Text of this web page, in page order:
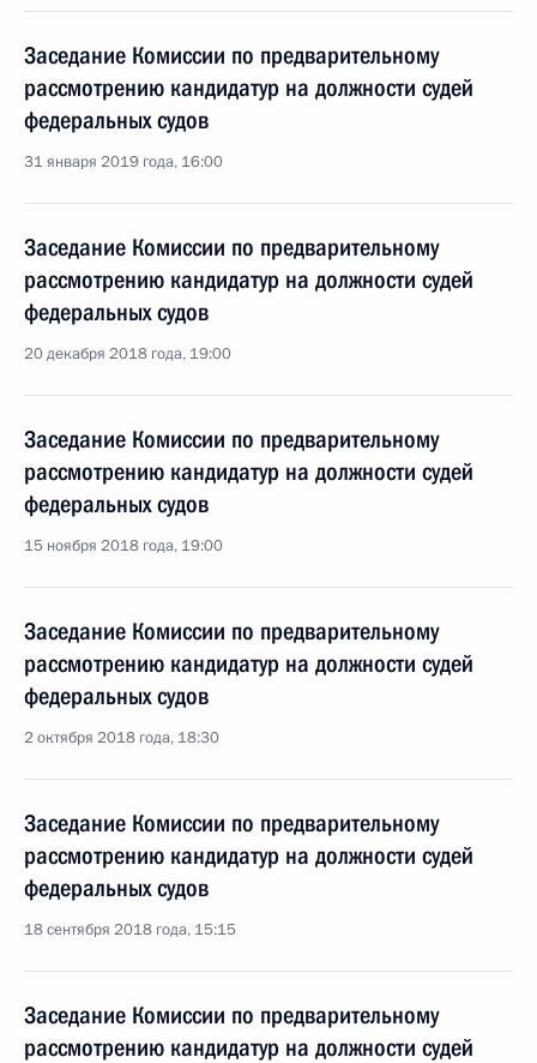
Заседание Комиссии по предварительному
рассмотрению кандидатур на должности судей
федеральных судов
31 января 2019 года, 16:00
Заседание Комиссии по предварительному
рассмотрению кандидатур на должности судей
федеральных судов
20 декабря 2018 года, 19:00
Заседание Комиссии по предварительному
рассмотрению кандидатур на должности судей
федеральных судов
15 ноября 2018 года, 19:00
Заседание Комиссии по предварительному
рассмотрению кандидатур на должности судей
федеральных судов
2 октября 2018 года, 18:30
Заседание Комиссии по предварительному
рассмотрению кандидатур на должности судей
федеральных судов
18 сентября 2018 года, 15:15
Заседание Комиссии по предварительному
рассмотрению кандидатур на должности судей